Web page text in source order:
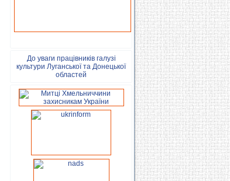
До уваги працівників галузі
культури Луганської та Донецької
областей